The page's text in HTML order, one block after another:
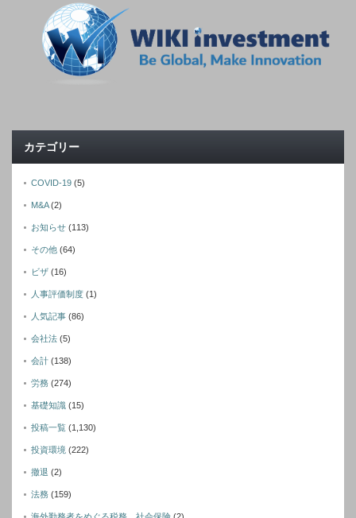
カテゴリー
COVID-19 (5)
M&A(2)
お知らせ (113)
その他 (64)
ビザ (16)
人事評価制度 (1)
人気記事 (86)
会社法 (5)
会計 (138)
労務 (274)
基礎知識 (15)
投稿一覧 (1,130)
投資環境 (222)
撤退 (2)
法務 (159)